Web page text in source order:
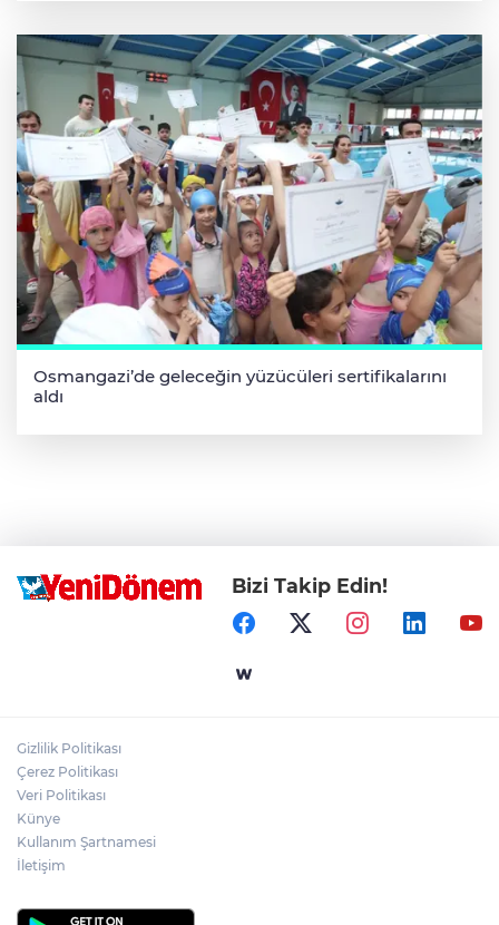
Osmangazi’de geleceğin yüzücüleri sertifikalarını
aldı
Bizi Takip Edin!
Gizlilik Politikası
Çerez Politikası
Veri Politikası
Künye
Kullanım Şartnamesi
İletişim